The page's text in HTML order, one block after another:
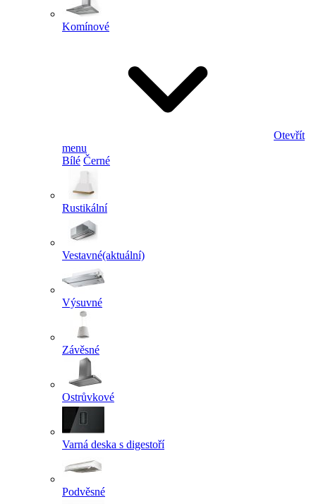
Komínové
Otevřít
menu
Bílé Černé
Rustikální
Vestavné(aktuální)
Výsuvné
Závěsné
Ostrůvkové
Varná deska s digestoří
Podvěsné